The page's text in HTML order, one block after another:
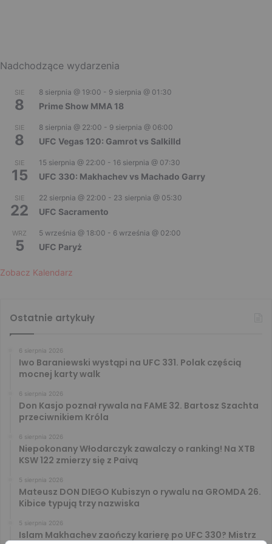
Nadchodzące wydarzenia
SIE
8
8 sierpnia @ 19:00 - 9 sierpnia @ 01:30
Prime Show MMA 18
SIE
8
8 sierpnia @ 22:00 - 9 sierpnia @ 06:00
UFC Vegas 120: Gamrot vs Salkilld
SIE
15
15 sierpnia @ 22:00 - 16 sierpnia @ 07:30
UFC 330: Makhachev vs Machado Garry
SIE
22
22 sierpnia @ 22:00 - 23 sierpnia @ 05:30
UFC Sacramento
WRZ
5
5 września @ 18:00 - 6 września @ 02:00
UFC Paryż
Zobacz Kalendarz
Ostatnie artykuły
6 sierpnia 2026
Iwo Baraniewski wystąpi na UFC 331. Polak częścią
mocnej karty walk
6 sierpnia 2026
Don Kasjo poznał rywala na FAME 32. Bartosz Szachta
przeciwnikiem Króla
6 sierpnia 2026
Niepokonany Włodarczyk zawalczy o ranking! Na XTB
KSW 122 zmierzy się z Paivą
5 sierpnia 2026
Mateusz DON DIEGO Kubiszyn o rywalu na GROMDA 26.
Kibice typują trzy nazwiska
5 sierpnia 2026
Islam Makhachev zaończy karierę po UFC 330? Mistrz